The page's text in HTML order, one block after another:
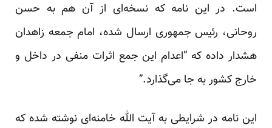
است. در این نامه که نسخه‌ای از آن هم به حسن
روحانی، رئیس جمهوری ارسال شده، امام جمعه زاهدان
هشدار داده که “اعدام این جمع اثرات منفی در داخل و
خارج کشور به جا می‌گذارد.”
این نامه در شرایطی به آیت الله خامنه‌ای نوشته شده که